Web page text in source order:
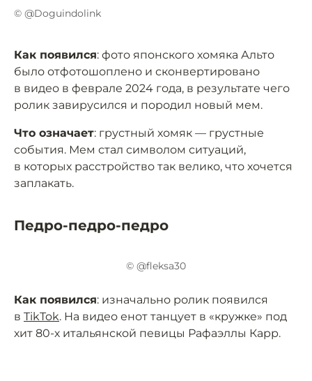
© @Doguindolink
Как появился: фото японского хомяка Альто
было отфотошоплено и сконвертировано
в видео в феврале 2024 года, в результате чего
ролик завирусился и породил новый мем.
Что означает: грустный хомяк — грустные
события. Мем стал символом ситуаций,
в которых расстройство так велико, что хочется
заплакать.
Педро-педро-педро
© @fleksa30
Как появился: изначально ролик появился
в TikTok. На видео енот танцует в «кружке» под
хит 80-х итальянской певицы Рафаэллы Карр.